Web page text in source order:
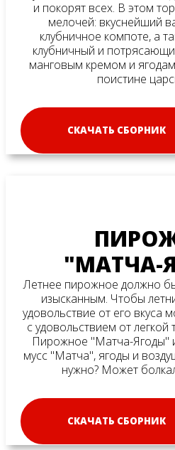
и покорят всех. В этом
мелочей: вкуснейший
клубничное компоте, а
клубничный и
манговым кремом и
поистине
СКАЧАТЬ СБОРНИК
"МАТЧА-
Летнее пирожное должно
изысканным. Чтобы
удовольствие от его вкуса
с удовольствием от
Пирожное "Матча-Ягоды"
мусс "Матча", ягоды и
нужно? Может
СКАЧАТЬ СБОРНИК